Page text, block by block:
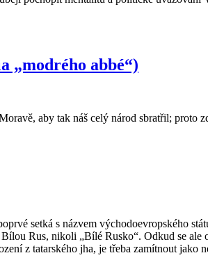
„modrého abbé“)
aby tak náš celý národ sbratřil; proto
setká s názvem východoevropského
Rus, nikoli „Bílé Rusko“. Odkud se
z tatarského jha, je třeba zamítnout jako